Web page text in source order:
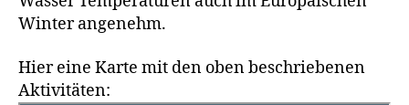
Winter angenehm.
Hier eine Karte mit den oben beschriebenen
Aktivitäten: